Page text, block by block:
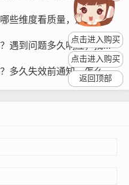
号, 电报聊天账号购买,wdd
需要了解社交媒体的运营
可以在上午和下午设置发
消息中添加一些互动元
些维度看质量，怎么上手
便宜纸飞机账号购买如何退款？遇到问题多久响应，找谁处理
便宜纸飞机账号购买如何续费？多久失效前通知，怎么操作
点击进入购买
点击进入购买
返回顶部